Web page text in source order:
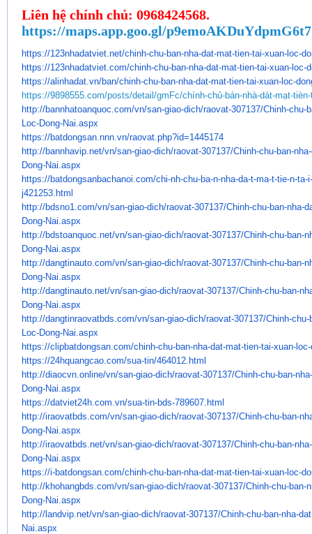
Liên hệ chính chủ: 0968424568.
https://maps.app.goo.gl/p9emoAKDuYdpmG6t7
https://123nhadatviet.net/chinh-chu-ban-nha-dat-mat-tien-tai-xuan-loc-
https://123nhadatviet.com/chinh-chu-ban-nha-dat-mat-tien-tai-xuan-loc-
https://alinhadat.vn/ban/chinh-chu-ban-nha-dat-mat-tien-tai-xuan-loc-
https://9898555.com/posts/detail/gmFc/chính-chủ-bán-nhà-dát-mạt-
http://bannhatoanquoc.com/vn/san-giao-dich/raovat-307137/Chinh-chu-
Loc-Dong-Nai. aspx
https://batdongsan.nnn.vn/raovat.php?id=1445174
http://bannhavip.net/vn/san-giao-dich/raovat-307137/Chinh-chu-ban-
Dong-Nai.aspx
https://batdongsanbachanoi. com/chi-nh-chu-ba-n-nha-da-t-ma-t-tie-n-ta-
j421253.html
http://bdsno1.com/vn/san-giao-dich/raovat-307137/Chinh-chu-ban-nha-
Dong-Nai.aspx
http://bdstoanquoc.net/vn/san-giao-dich/raovat-307137/Chinh-chu-ban-
Dong-Nai.aspx
http://dangtinauto.com/vn/san-giao-dich/raovat-307137/Chinh-chu-ban-
Dong-Nai.aspx
http://dangtinauto.net/vn/san-giao-dich/raovat-307137/Chinh-chu-ban-
Dong-Nai.aspx
http://dangtinraovatbds.com/vn/san-giao-dich/raovat-307137/Chinh-chu-
Loc-Dong-Nai.aspx
https://clipbatdongsan.com/chinh-chu-ban-nha-dat-mat-tien-tai-xuan-
https://24hquangcao.com/sua-tin/464012.html
http://diaocvn.online/vn/san-giao-dich/raovat-307137/Chinh-chu-ban-
Dong-Nai.aspx
https://datviet24h.com.vn/sua-tin-bds-789607.html
http://iraovatbds.com/vn/san-giao-dich/raovat-307137/Chinh-chu-ban-
Dong-Nai.aspx
http://iraovatbds.net/vn/san-giao-dich/raovat-307137/Chinh-chu-ban-
Dong-Nai.aspx
https://i-batdongsan.com/chinh-chu-ban-nha-dat-mat-tien-tai-xuan-loc-
http://khohangbds.com/vn/san-giao-dich/raovat-307137/Chinh-chu-ban-
Dong-Nai.aspx
http://landvip.net/vn/san-giao-dich/raovat-307137/Chinh-chu-ban-nha-
Nai.aspx